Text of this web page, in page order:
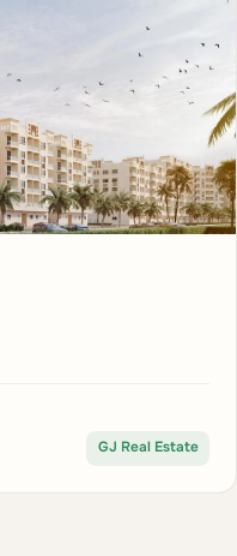
GJ Real Estate